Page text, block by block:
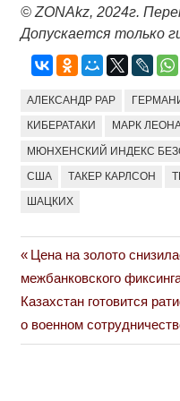
© ZONAkz, 2024г.
Допускается только
АЛЕКСАНДР РАР
КИБЕРАТАКИ МАРК
МЮНХЕНСКИЙ ИНДЕКС
США ТАКЕР КАРЛСОН
ШАЦКИХ
Навигация
по
записям
Previous
Post:
Цена на золото
межбанковского
Next
Post:
Казахстан готовится
о военном